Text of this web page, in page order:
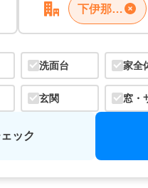
下伊那郡平谷村
洗面台 家全
玄関 窓・
ック